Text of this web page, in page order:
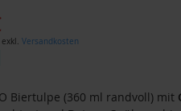
exkl. Versandkosten
Biertulpe (360 ml randvoll) mit